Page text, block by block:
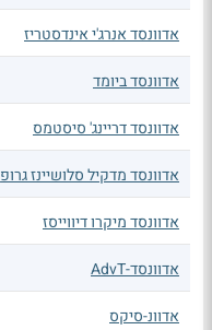
אדוונסד אנרג'י אינדסטריז
אדוונסד ביומד
אדוונסד דריינג' סיסטמס
אדוונסד מדקיל סלושיינז גרופ
אדוונסד מיקרו דיווייסז
אדוונסד-AdvT
אדוונ-סיקס